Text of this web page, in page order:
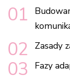
Zasady
Fazy